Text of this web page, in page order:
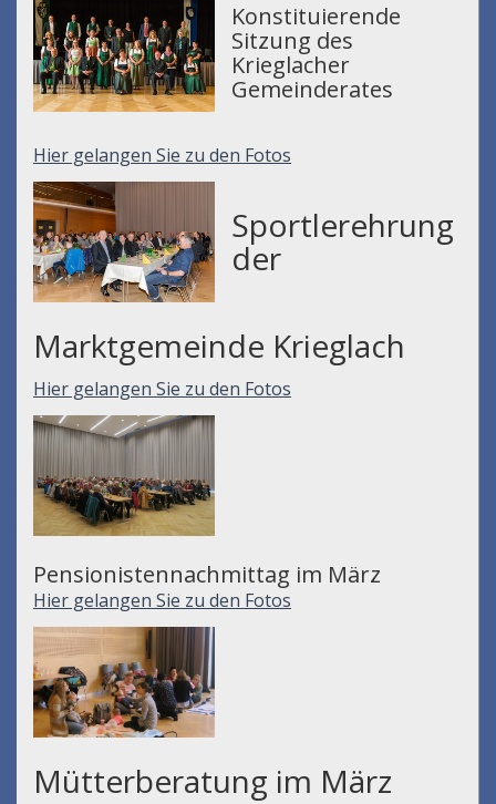
Konstituierende
Sitzung des
Krieglacher
Gemeinderates
Hier gelangen Sie zu den Fotos
Sportlerehrung
der
Marktgemeinde Krieglach
Hier gelangen Sie zu den Fotos
Pensionistennachmittag im März
Hier gelangen Sie zu den Fotos
Mütterberatung im März